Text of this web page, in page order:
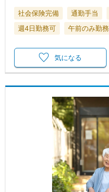
社会保険完備 通勤手当
週4日勤務可
午前のみ勤務
気になる